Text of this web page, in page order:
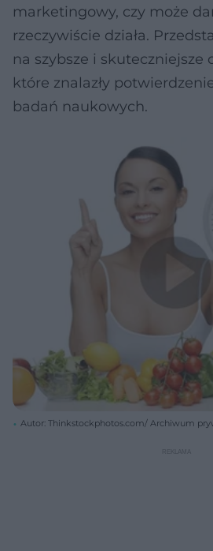
marketingowy, czy może
rzeczywiście działa.
na szybsze i skuteczniejsze
które znalazły
badań naukowych.
Autor: Thinkstockphotos.com/ Archiwum